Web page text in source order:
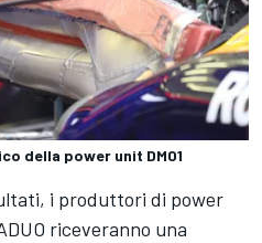
della power unit DM01
i produttori di power
riceveranno una